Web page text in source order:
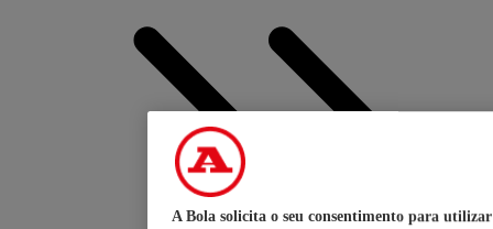
A Bola solicita o seu consentimento para utilizar